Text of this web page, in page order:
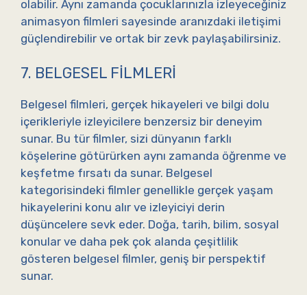
olabilir. Aynı zamanda çocuklarınızla izleyeceğiniz
animasyon filmleri sayesinde aranızdaki iletişimi
güçlendirebilir ve ortak bir zevk paylaşabilirsiniz.
7. BELGESEL FILMLERI
Belgesel filmleri, gerçek hikayeleri ve bilgi dolu
içerikleriyle izleyicilere benzersiz bir deneyim
sunar. Bu tür filmler, sizi dünyanın farklı
köşelerine götürürken aynı zamanda öğrenme ve
keşfetme fırsatı da sunar. Belgesel
kategorisindeki filmler genellikle gerçek yaşam
hikayelerini konu alır ve izleyiciyi derin
düşüncelere sevk eder. Doğa, tarih, bilim, sosyal
konular ve daha pek çok alanda çeşitlilik
gösteren belgesel filmler, geniş bir perspektif
sunar.